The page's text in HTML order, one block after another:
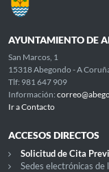
AYUNTAMIENTO DE
San Marcos, 1
15318 Abegondo - A
Tlf: 981 647 909
Información:
Ir a Contacto
ACCESOS DIRECTOS
Solicitud de Cita
Sedes electrónicas de